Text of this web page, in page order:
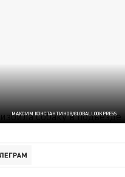
МАКСИМ КОНСТАНТИНОВ/GLOBALLOOKPRESS